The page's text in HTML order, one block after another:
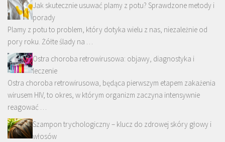
Jak skutecznie usuwać plamy z potu? Sprawdzone metody i
porady
Plamy z potu to problem, który dotyka wielu z nas, niezależnie od
pory roku. Żółte ślady na …
Ostra choroba retrowirusowa: objawy, diagnostyka i
leczenie
Ostra choroba retrowirusowa, będąca pierwszym etapem zakażenia
wirusem HIV, to okres, w którym organizm zaczyna intensywnie
reagować …
Szampon trychologiczny – klucz do zdrowej skóry głowy i
włosów